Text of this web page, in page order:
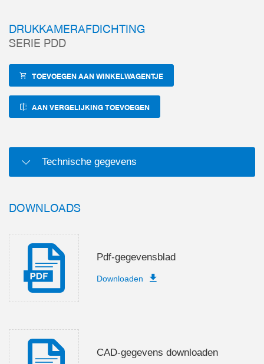
DRUKKAMERAFDICHTING
SERIE PDD
TOEVOEGEN AAN WINKELWAGENTJE
AAN VERGELIJKING TOEVOEGEN
Technische gegevens
DOWNLOADS
Pdf-gegevensblad
Downloaden
CAD-gegevens downloaden